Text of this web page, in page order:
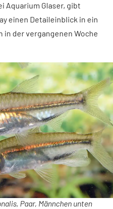
Aquarium Glaser, gibt
einen Detaileinblick in ein
in der vergangenen Woche
Paar, Männchen unten